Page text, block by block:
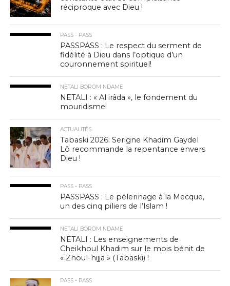
réciproque avec Dieu !
PASS - PASS
PASSPASS : Le respect du serment de
fidélité à Dieu dans l’optique d’un
couronnement spirituel!
NETALI BOROM NDAME
NETALI : « Al irâda », le fondement du
mouridisme!
ACTUALITÉS
Tabaski 2026: Serigne Khadim Gaydel
Lô recommande la repentance envers
Dieu !
PASS - PASS
PASSPASS : Le pèlerinage à la Mecque,
un des cinq piliers de l’Islam !
NETALI BOROM NDAME
NETALI : Les enseignements de
Cheikhoul Khadim sur le mois bénit de
« Zhoul-hijja » (Tabaski) !
PASS - PASS